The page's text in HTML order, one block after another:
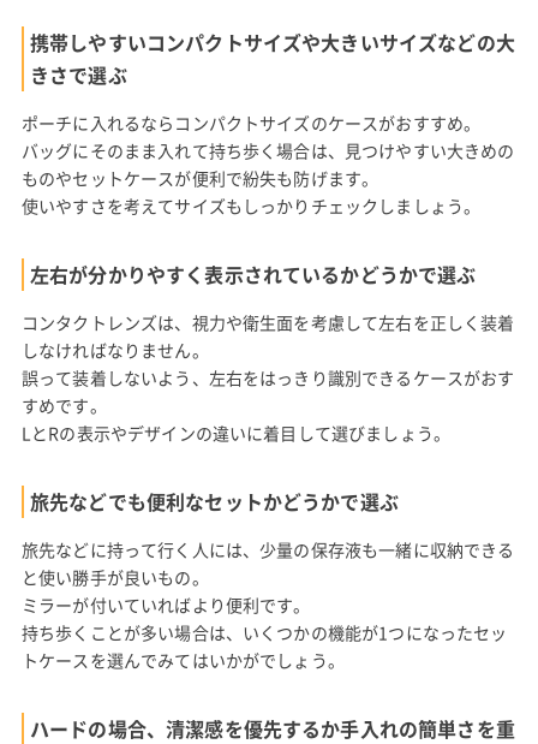
携帯しやすいコンパクトサイズや大きいサイズなどの大
きさで選ぶ
ポーチに入れるならコンパクトサイズのケースがおすすめ。
バッグにそのまま入れて持ち歩く場合は、見つけやすい大きめの
ものやセットケースが便利で紛失も防げます。
使いやすさを考えてサイズもしっかりチェックしましょう。
左右が分かりやすく表示されているかどうかで選ぶ
コンタクトレンズは、視力や衛生面を考慮して左右を正しく装着
しなければなりません。
誤って装着しないよう、左右をはっきり識別できるケースがおす
すめです。
LとRの表示やデザインの違いに着目して選びましょう。
旅先などでも便利なセットかどうかで選ぶ
旅先などに持って行く人には、少量の保存液も一緒に収納できる
と使い勝手が良いもの。
ミラーが付いていればより便利です。
持ち歩くことが多い場合は、いくつかの機能が1つになったセッ
トケースを選んでみてはいかがでしょう。
ハードの場合、清潔感を優先するか手入れの簡単さを重